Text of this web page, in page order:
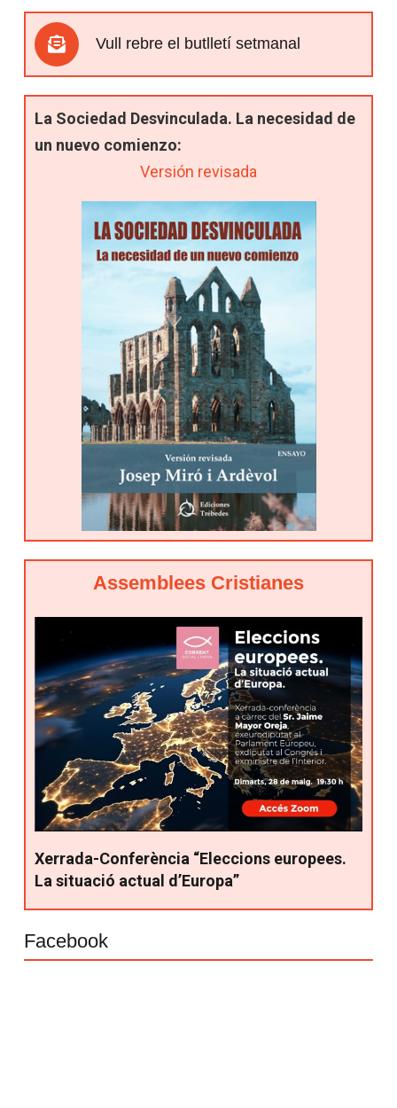
Vull rebre el butlletí setmanal
La Sociedad Desvinculada. La necesidad de
un nuevo comienzo:
Versión revisada
Assemblees Cristianes
Xerrada-Conferència “Eleccions europees.
La situació actual d’Europa”
Facebook